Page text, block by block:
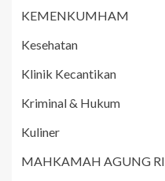
KEMENKUMHAM
Kesehatan
Klinik Kecantikan
Kriminal & Hukum
Kuliner
MAHKAMAH AGUNG RI